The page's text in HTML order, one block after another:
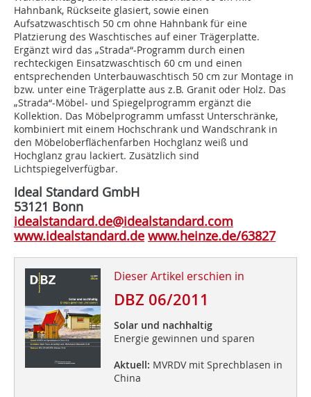
Hahnbank, Rückseite glasiert, sowie einen
Aufsatzwaschtisch 50 cm ohne Hahnbank für eine
Platzierung des Waschtisches auf einer Trägerplatte.
Ergänzt wird das „Strada“-Programm durch einen
rechteckigen Einsatzwaschtisch 60 cm und einen
entsprechenden Unterbauwaschtisch 50 cm zur Montage in
bzw. unter eine Trägerplatte aus z.B. Granit oder Holz. Das
„Strada“-Möbel- und Spiegelprogramm ergänzt die
Kollektion. Das Möbelprogramm umfasst Unterschränke,
kombiniert mit einem Hochschrank und Wandschrank in
den Möbeloberflächenfarben Hochglanz weiß und
Hochglanz grau lackiert. Zusätzlich sind
Lichtspiegelverfügbar.
Ideal Standard GmbH
53121 Bonn
idealstandard.de@idealstandard.com
www.idealstandard.de www.heinze.de/63827
Dieser Artikel erschien in
DBZ 06/2011
Solar und nachhaltig
Energie gewinnen und sparen
Aktuell: MVRDV mit Sprechblasen in
China